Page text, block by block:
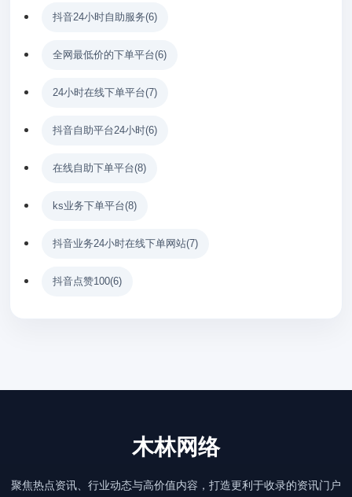
抖音24小时自助服务(6)
全网最低价的下单平台(6)
24小时在线下单平台(7)
抖音自助平台24小时(6)
在线自助下单平台(8)
ks业务下单平台(8)
抖音业务24小时在线下单网站(7)
抖音点赞100(6)
木林网络
聚焦热点资讯、行业动态与高价值内容，打造更利于收录的资讯门户